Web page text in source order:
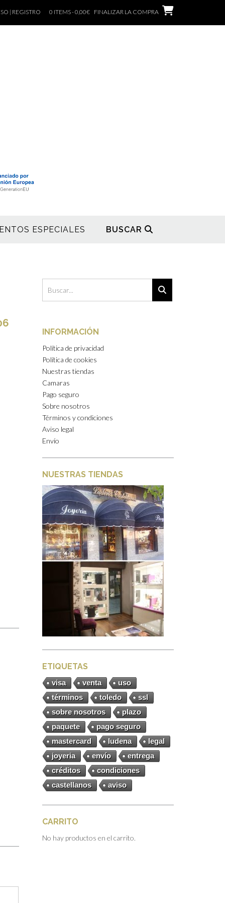
| REGISTRO 0 ITEMS - 0,00€ FINALIZAR LA COMPRA
ESPECIALES BUSCAR
INFORMACIÓN
Política de privacidad
Política de cookies
Nuestras tiendas
Camaras
Pago seguro
Sobre nosotros
Términos y condiciones
Aviso legal
Envío
NUESTRAS TIENDAS
ETIQUETAS
visa venta
uso
términos
toledo
ssl
sobre nosotros
plazo
paquete
pago seguro
mastercard
ludena
legal
joyeria
envío
entrega
créditos
condiciones
castellanos
aviso
CARRITO
No hay productos en el carrito.